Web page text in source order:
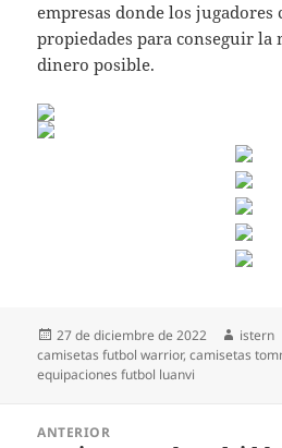
empresas donde los
propiedades para conseguir la
dinero posible.
Publicado
el
27 de diciembre de 2022 Autor
istern
camisetas futbol warrior,camisetas
equipaciones futbol luanvi
ANTERIOR